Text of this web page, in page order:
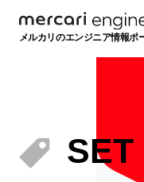
メルカリのエンジニア情報ポ
SET